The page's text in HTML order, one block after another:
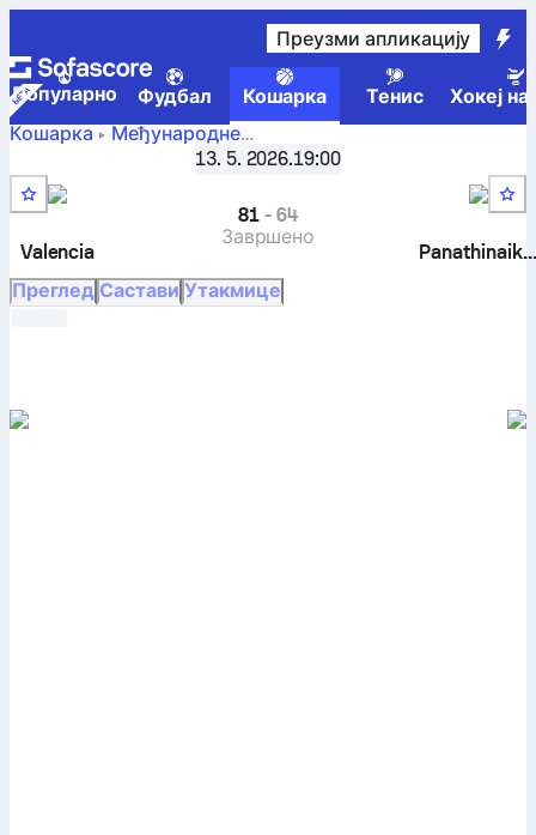
Преузми апликацију
Популарно Фудбал Кошарка Тенис
Хокеј
Кошарка
Међународне
,Четвртфинале
Панатинаикос резултати уживо, директни сусрети,
распоред, прогнозе и статистика
13. 5. 2026.19:00
Valencia
81-64
Завршено
Panathinaikos
Преглед Састави Утакмице